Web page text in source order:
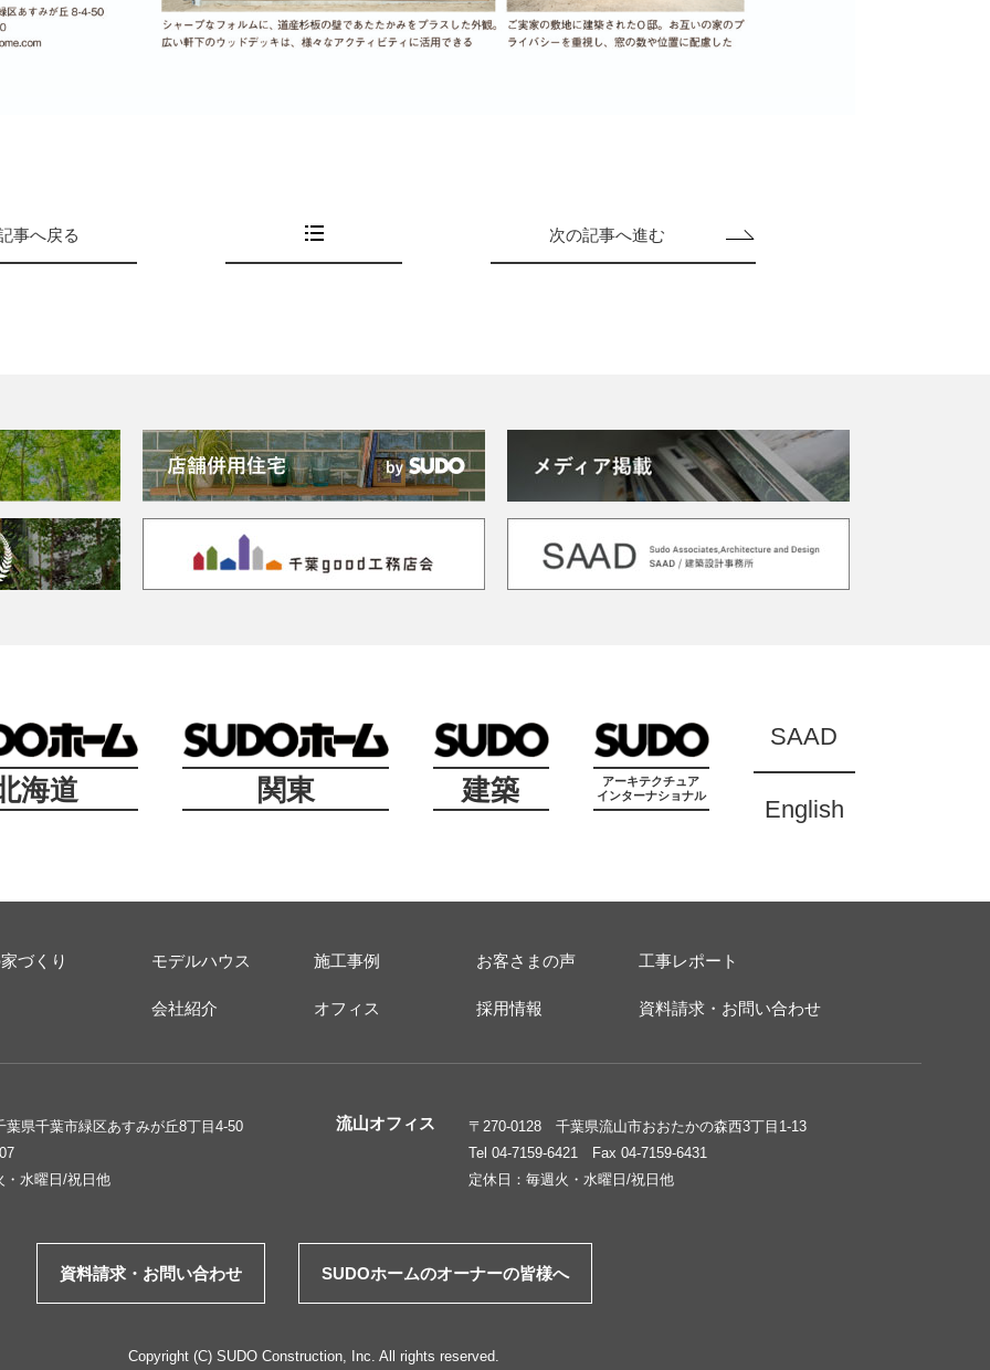
事へ戻る 次の記事へ進む
海道 関東 建築
アーキテクチュア
インターナショナル
SAAD
English
づくり モデルハウス 施工事例 お客さまの声 工事レポート
会社紹介 オフィス 採用情報 資料請求・お問い合わせ
県千葉市緑区あすみが丘8丁目4-50
・水曜日/祝日他
流山オフィス
〒270-0128 千葉県流山市おおたかの森西3丁目1-13
Tel 04-7159-6421 Fax 04-7159-6431
定休日：毎週火・水曜日/祝日他
資料請求・お問い合わせ SUDOホームのオーナーの皆様へ
Copyright (C) SUDO Construction, Inc. All rights reserved.